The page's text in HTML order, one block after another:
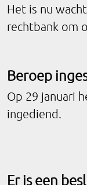
Het is nu
rechtbank om
Beroep
Op 29 januari
ingediend.
Er is een